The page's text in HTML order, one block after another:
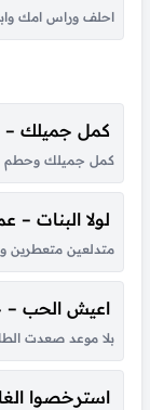
احلف وراس امك
كمل جميلك –
كمل جميلك وحطم
لولا البنات –
متدلعين متعطرين
اعيش الحب –
بلا موعد صعدت
استرخصوا